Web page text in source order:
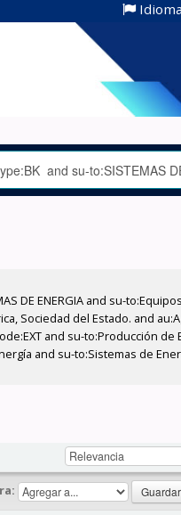
DE ENERGIA and su-
Sociedad del Estado. and
and su-to:Producción de
and su-to:Sistemas de